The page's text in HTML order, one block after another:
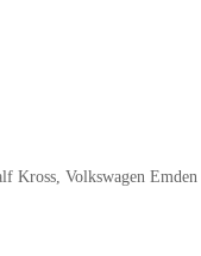
Kross, Volkswagen Emden